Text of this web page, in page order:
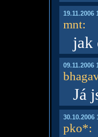
19.11.2006
mnt:
jak
09.11.2006
Já
30.10.2006
pko*: